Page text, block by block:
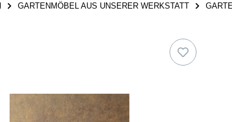
GARTENMÖBEL AUS UNSERER WERKSTATT